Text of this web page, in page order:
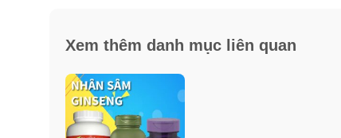
Xem thêm danh mục liên quan